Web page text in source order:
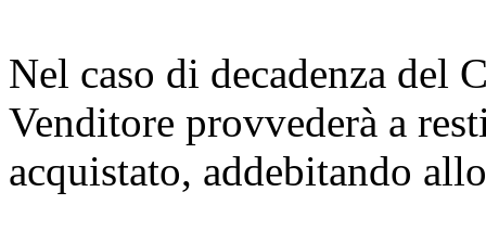
Nel caso di decadenza del
Venditore provvederà a
acquistato, addebitando